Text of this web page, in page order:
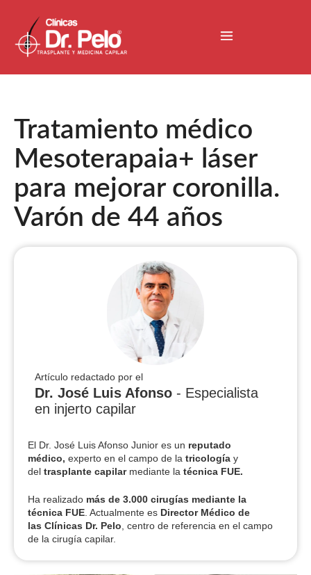
Tratamiento médico
Mesoterapaia+ láser
para mejorar coronilla.
Varón de 44 años
Artículo redactado por el
Dr. José Luis Afonso - Especialista
en injerto capilar
El Dr. José Luis Afonso Junior es un reputado
médico, experto en el campo de la tricología y
del trasplante capilar mediante la técnica FUE.
Ha realizado más de 3.000 cirugías mediante la
técnica FUE . Actualmente es Director Médico de
las Clínicas Dr. Pelo , centro de referencia en el campo
de la cirugía capilar.